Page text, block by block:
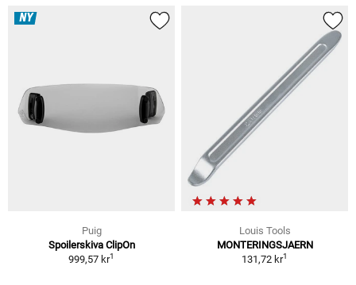
NY
Puig
Spoilerskiva ClipOn
999,57 kr1
Louis Tools
MONTERINGSJAERN
131,72 kr1